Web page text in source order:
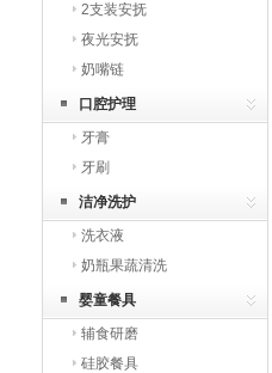
2支装安抚
夜光安抚
奶嘴链
口腔护理
牙膏
牙刷
洁净洗护
洗衣液
奶瓶果蔬清洗
婴童餐具
辅食研磨
硅胶餐具